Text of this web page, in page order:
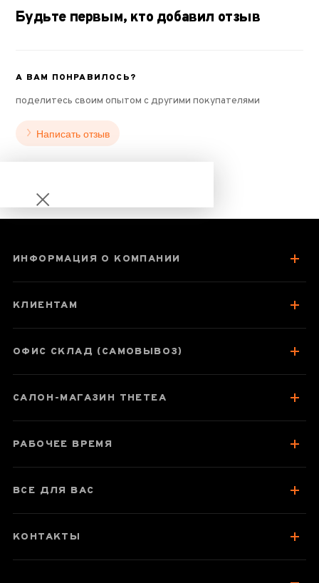
Будьте первым, кто добавил отзыв
А ВАМ ПОНРАВИЛОСЬ?
поделитесь своим опытом с другими покупателями
Написать отзыв
Шен Пуэр Ча Гао
шт
О чае
Вкус, аромат, цвет
Отзывы чаеманов
ИНФОРМАЦИЯ О КОМПАНИИ
КЛИЕНТАМ
ОФИС СКЛАД (САМОВЫВОЗ)
САЛОН-МАГАЗИН THETEA
РАБОЧЕЕ ВРЕМЯ
ВСЕ ДЛЯ ВАС
КОНТАКТЫ